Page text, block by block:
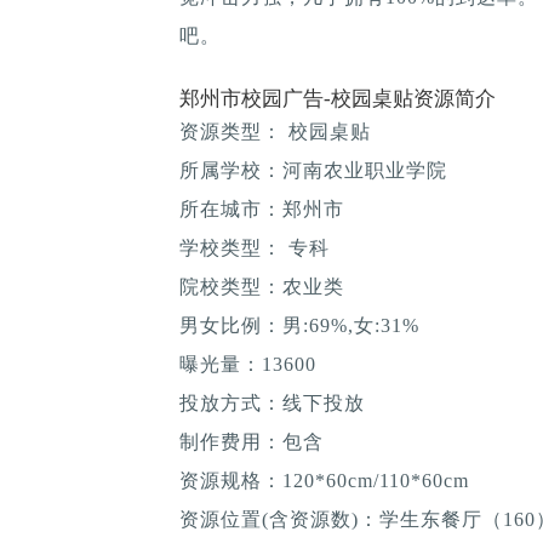
吧。
郑州市校园广告-校园桌贴资源简介
资源类型： 校园桌贴
所属学校：河南农业职业学院
所在城市：郑州市
学校类型： 专科
院校类型：农业类
男女比例：男:69%,女:31%
曝光量：13600
投放方式：线下投放
制作费用：包含
资源规格：120*60cm/110*60cm
资源位置(含资源数)：学生东餐厅（160